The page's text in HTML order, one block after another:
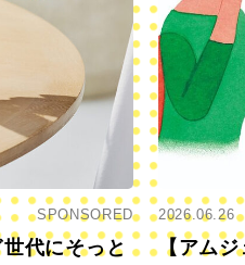
SPONSORED
代にそっと
2026.06.26
【アムジ